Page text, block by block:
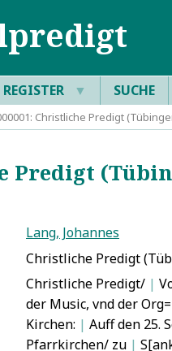
REGISTER ▼ SUCHE
Christliche Predigt
Predigt
Lang, Johannes
Christliche Predigt
Christliche Predigt/ |
der Music, vnd der Org=
Kirchen: | Auff den 25.
Pfarrkirchen/ zu |